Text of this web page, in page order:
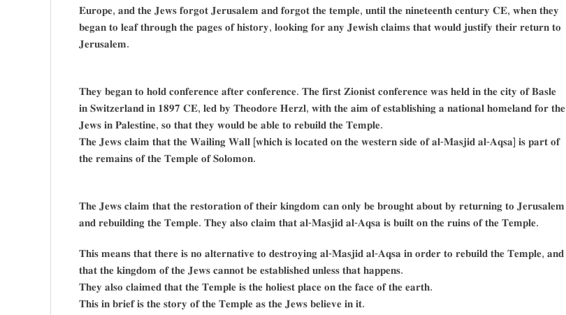
𝐄𝐮𝐫𝐨𝐩𝐞, 𝐚𝐧𝐝 𝐭𝐡𝐞 𝐉𝐞𝐰𝐬 𝐟𝐨𝐫𝐠𝐨𝐭 𝐉𝐞𝐫𝐮𝐬𝐚𝐥𝐞𝐦 𝐚𝐧𝐝 𝐟𝐨𝐫𝐠𝐨𝐭 𝐭𝐡𝐞 𝐭𝐞𝐦𝐩𝐥𝐞, 𝐮𝐧𝐭𝐢𝐥 𝐭𝐡𝐞 𝐧𝐢𝐧𝐞𝐭𝐞𝐞𝐧𝐭𝐡 𝐜𝐞𝐧𝐭𝐮𝐫𝐲 𝐂𝐄, 𝐰𝐡𝐞𝐧 𝐭𝐡𝐞𝐲
𝐛𝐞𝐠𝐚𝐧 𝐭𝐨 𝐥𝐞𝐚𝐟 𝐭𝐡𝐫𝐨𝐮𝐠𝐡 𝐭𝐡𝐞 𝐩𝐚𝐠𝐞𝐬 𝐨𝐟 𝐡𝐢𝐬𝐭𝐨𝐫𝐲, 𝐥𝐨𝐨𝐤𝐢𝐧𝐠 𝐟𝐨𝐫 𝐚𝐧𝐲 𝐉𝐞𝐰𝐢𝐬𝐡 𝐜𝐥𝐚𝐢𝐦𝐬 𝐭𝐡𝐚𝐭 𝐰𝐨𝐮𝐥𝐝 𝐣𝐮𝐬𝐭𝐢𝐟𝐲 𝐭𝐡𝐞𝐢𝐫 𝐫𝐞𝐭𝐮𝐫𝐧 𝐭𝐨
𝐉𝐞𝐫𝐮𝐬𝐚𝐥𝐞𝐦.
𝐓𝐡𝐞𝐲 𝐛𝐞𝐠𝐚𝐧 𝐭𝐨 𝐡𝐨𝐥𝐝 𝐜𝐨𝐧𝐟𝐞𝐫𝐞𝐧𝐜𝐞 𝐚𝐟𝐭𝐞𝐫 𝐜𝐨𝐧𝐟𝐞𝐫𝐞𝐧𝐜𝐞. 𝐓𝐡𝐞 𝐟𝐢𝐫𝐬𝐭 𝐙𝐢𝐨𝐧𝐢𝐬𝐭 𝐜𝐨𝐧𝐟𝐞𝐫𝐞𝐧𝐜𝐞 𝐰𝐚𝐬 𝐡𝐞𝐥𝐝 𝐢𝐧 𝐭𝐡𝐞 𝐜𝐢𝐭𝐲 𝐨𝐟 𝐁𝐚𝐬𝐥𝐞
𝐢𝐧 𝐒𝐰𝐢𝐭𝐳𝐞𝐫𝐥𝐚𝐧𝐝 𝐢𝐧 𝟏𝟖𝟗𝟕 𝐂𝐄, 𝐥𝐞𝐝 𝐛𝐲 𝐓𝐡𝐞𝐨𝐝𝐨𝐫𝐞 𝐇𝐞𝐫𝐳𝐥, 𝐰𝐢𝐭𝐡 𝐭𝐡𝐞 𝐚𝐢𝐦 𝐨𝐟 𝐞𝐬𝐭𝐚𝐛𝐥𝐢𝐬𝐡𝐢𝐧𝐠 𝐚 𝐧𝐚𝐭𝐢𝐨𝐧𝐚𝐥 𝐡𝐨𝐦𝐞𝐥𝐚𝐧𝐝 𝐟𝐨𝐫 𝐭𝐡𝐞
𝐉𝐞𝐰𝐬 𝐢𝐧 𝐏𝐚𝐥𝐞𝐬𝐭𝐢𝐧𝐞, 𝐬𝐨 𝐭𝐡𝐚𝐭 𝐭𝐡𝐞𝐲 𝐰𝐨𝐮𝐥𝐝 𝐛𝐞 𝐚𝐛𝐥𝐞 𝐭𝐨 𝐫𝐞𝐛𝐮𝐢𝐥𝐝 𝐭𝐡𝐞 𝐓𝐞𝐦𝐩𝐥𝐞.
𝐓𝐡𝐞 𝐉𝐞𝐰𝐬 𝐜𝐥𝐚𝐢𝐦 𝐭𝐡𝐚𝐭 𝐭𝐡𝐞 𝐖𝐚𝐢𝐥𝐢𝐧𝐠 𝐖𝐚𝐥𝐥 [𝐰𝐡𝐢𝐜𝐡 𝐢𝐬 𝐥𝐨𝐜𝐚𝐭𝐞𝐝 𝐨𝐧 𝐭𝐡𝐞 𝐰𝐞𝐬𝐭𝐞𝐫𝐧 𝐬𝐢𝐝𝐞 𝐨𝐟 𝐚𝐥-𝐌𝐚𝐬𝐣𝐢𝐝 𝐚𝐥-𝐀𝐪𝐬𝐚] 𝐢𝐬 𝐩𝐚𝐫𝐭 𝐨𝐟
𝐭𝐡𝐞 𝐫𝐞𝐦𝐚𝐢𝐧𝐬 𝐨𝐟 𝐭𝐡𝐞 𝐓𝐞𝐦𝐩𝐥𝐞 𝐨𝐟 𝐒𝐨𝐥𝐨𝐦𝐨𝐧.
𝐓𝐡𝐞 𝐉𝐞𝐰𝐬 𝐜𝐥𝐚𝐢𝐦 𝐭𝐡𝐚𝐭 𝐭𝐡𝐞 𝐫𝐞𝐬𝐭𝐨𝐫𝐚𝐭𝐢𝐨𝐧 𝐨𝐟 𝐭𝐡𝐞𝐢𝐫 𝐤𝐢𝐧𝐠𝐝𝐨𝐦 𝐜𝐚𝐧 𝐨𝐧𝐥𝐲 𝐛𝐞 𝐛𝐫𝐨𝐮𝐠𝐡𝐭 𝐚𝐛𝐨𝐮𝐭 𝐛𝐲 𝐫𝐞𝐭𝐮𝐫𝐧𝐢𝐧𝐠 𝐭𝐨 𝐉𝐞𝐫𝐮𝐬𝐚𝐥𝐞𝐦
𝐚𝐧𝐝 𝐫𝐞𝐛𝐮𝐢𝐥𝐝𝐢𝐧𝐠 𝐭𝐡𝐞 𝐓𝐞𝐦𝐩𝐥𝐞. 𝐓𝐡𝐞𝐲 𝐚𝐥𝐬𝐨 𝐜𝐥𝐚𝐢𝐦 𝐭𝐡𝐚𝐭 𝐚𝐥-𝐌𝐚𝐬𝐣𝐢𝐝 𝐚𝐥-𝐀𝐪𝐬𝐚 𝐢𝐬 𝐛𝐮𝐢𝐥𝐭 𝐨𝐧 𝐭𝐡𝐞 𝐫𝐮𝐢𝐧𝐬 𝐨𝐟 𝐭𝐡𝐞 𝐓𝐞𝐦𝐩𝐥𝐞.
𝐓𝐡𝐢𝐬 𝐦𝐞𝐚𝐧𝐬 𝐭𝐡𝐚𝐭 𝐭𝐡𝐞𝐫𝐞 𝐢𝐬 𝐧𝐨 𝐚𝐥𝐭𝐞𝐫𝐧𝐚𝐭𝐢𝐯𝐞 𝐭𝐨 𝐝𝐞𝐬𝐭𝐫𝐨𝐲𝐢𝐧𝐠 𝐚𝐥-𝐌𝐚𝐬𝐣𝐢𝐝 𝐚𝐥-𝐀𝐪𝐬𝐚 𝐢𝐧 𝐨𝐫𝐝𝐞𝐫 𝐭𝐨 𝐫𝐞𝐛𝐮𝐢𝐥𝐝 𝐭𝐡𝐞 𝐓𝐞𝐦𝐩𝐥𝐞, 𝐚𝐧𝐝
𝐭𝐡𝐚𝐭 𝐭𝐡𝐞 𝐤𝐢𝐧𝐠𝐝𝐨𝐦 𝐨𝐟 𝐭𝐡𝐞 𝐉𝐞𝐰𝐬 𝐜𝐚𝐧𝐧𝐨𝐭 𝐛𝐞 𝐞𝐬𝐭𝐚𝐛𝐥𝐢𝐬𝐡𝐞𝐝 𝐮𝐧𝐥𝐞𝐬𝐬 𝐭𝐡𝐚𝐭 𝐡𝐚𝐩𝐩𝐞𝐧𝐬.
𝐓𝐡𝐞𝐲 𝐚𝐥𝐬𝐨 𝐜𝐥𝐚𝐢𝐦𝐞𝐝 𝐭𝐡𝐚𝐭 𝐭𝐡𝐞 𝐓𝐞𝐦𝐩𝐥𝐞 𝐢𝐬 𝐭𝐡𝐞 𝐡𝐨𝐥𝐢𝐞𝐬𝐭 𝐩𝐥𝐚𝐜𝐞 𝐨𝐧 𝐭𝐡𝐞 𝐟𝐚𝐜𝐞 𝐨𝐟 𝐭𝐡𝐞 𝐞𝐚𝐫𝐭𝐡.
𝐓𝐡𝐢𝐬 𝐢𝐧 𝐛𝐫𝐢𝐞𝐟 𝐢𝐬 𝐭𝐡𝐞 𝐬𝐭𝐨𝐫𝐲 𝐨𝐟 𝐭𝐡𝐞 𝐓𝐞𝐦𝐩𝐥𝐞 𝐚𝐬 𝐭𝐡𝐞 𝐉𝐞𝐰𝐬 𝐛𝐞𝐥𝐢𝐞𝐯𝐞 𝐢𝐧 𝐢𝐭.